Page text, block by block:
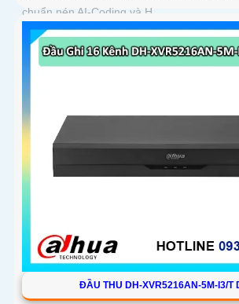
chuẩn nén AI-Coding và H
ĐẦU THU DH-XVR5216AN-5M-I3/T